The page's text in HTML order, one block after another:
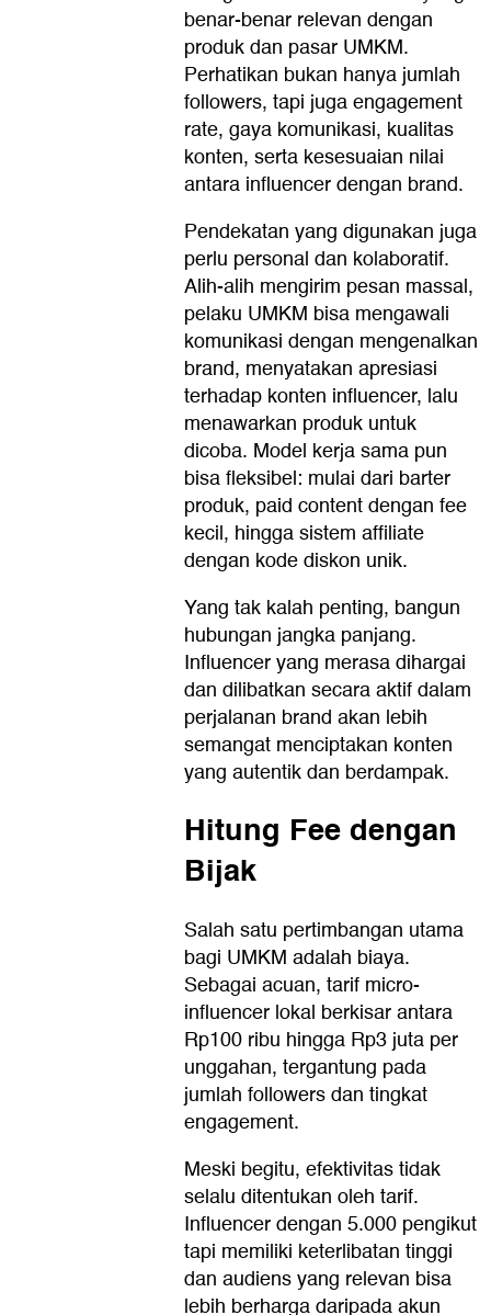
benar-benar relevan dengan
produk dan pasar UMKM.
Perhatikan bukan hanya jumlah
followers, tapi juga engagement
rate, gaya komunikasi, kualitas
konten, serta kesesuaian nilai
antara influencer dengan brand.
Pendekatan yang digunakan juga
perlu personal dan kolaboratif.
Alih-alih mengirim pesan massal,
pelaku UMKM bisa mengawali
komunikasi dengan mengenalkan
brand, menyatakan apresiasi
terhadap konten influencer, lalu
menawarkan produk untuk
dicoba. Model kerja sama pun
bisa fleksibel: mulai dari barter
produk, paid content dengan fee
kecil, hingga sistem affiliate
dengan kode diskon unik.
Yang tak kalah penting, bangun
hubungan jangka panjang.
Influencer yang merasa dihargai
dan dilibatkan secara aktif dalam
perjalanan brand akan lebih
semangat menciptakan konten
yang autentik dan berdampak.
Hitung Fee dengan
Bijak
Salah satu pertimbangan utama
bagi UMKM adalah biaya.
Sebagai acuan, tarif micro-
influencer lokal berkisar antara
Rp100 ribu hingga Rp3 juta per
unggahan, tergantung pada
jumlah followers dan tingkat
engagement.
Meski begitu, efektivitas tidak
selalu ditentukan oleh tarif.
Influencer dengan 5.000 pengikut
tapi memiliki keterlibatan tinggi
dan audiens yang relevan bisa
lebih berharga daripada akun